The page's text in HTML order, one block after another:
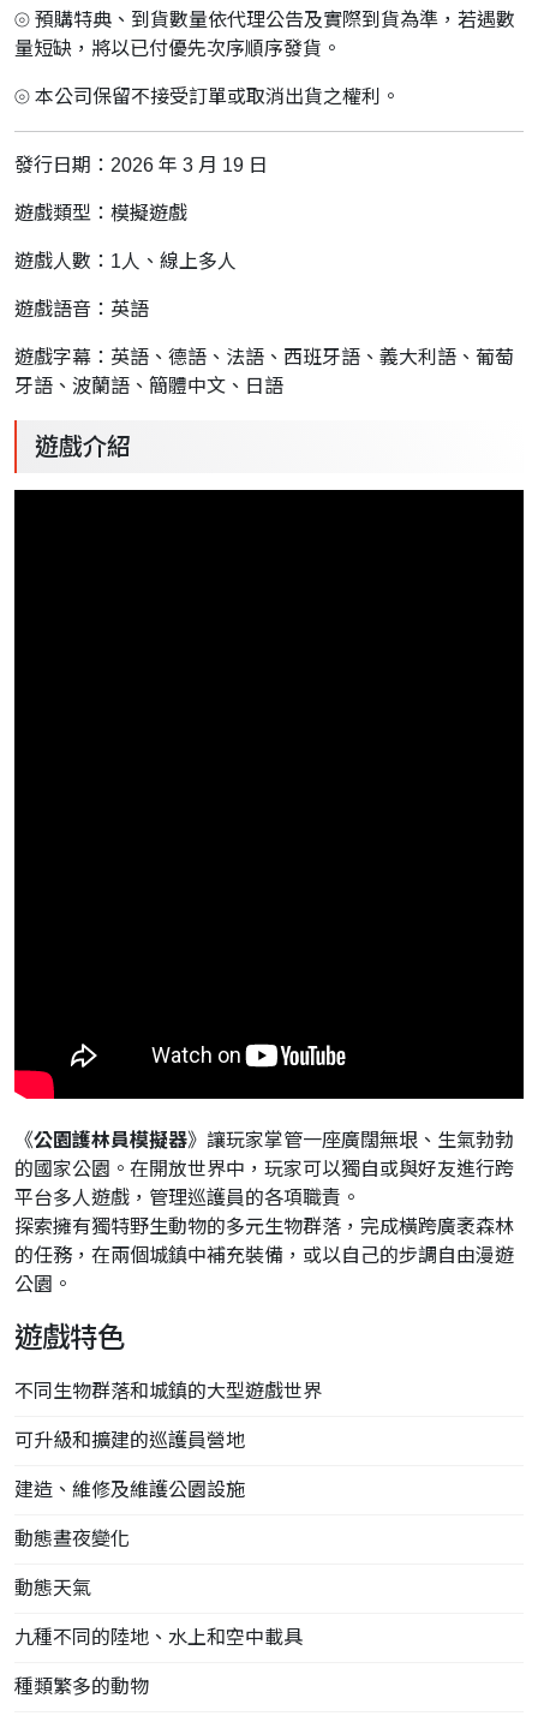
⦾ 預購特典、到貨數量依代理公告及實際到貨為準，若遇數
量短缺，將以已付優先次序順序發貨。
⦾ 本公司保留不接受訂單或取消出貨之權利。
發行日期：2026 年 3 月 19 日
遊戲類型： 模擬遊戲
遊戲人數：1人、線上多人
遊戲語音： 英語
遊戲字幕： 英語、德語、法語、西班牙語、義大利語、葡萄
牙語、波蘭語、簡體中文、日語
遊戲介紹
《公園護林員模擬器》讓玩家掌管一座廣闊無垠、生氣勃勃
的國家公園。在開放世界中，玩家可以獨自或與好友進行跨
平台多人遊戲，管理巡護員的各項職責。
探索擁有獨特野生動物的多元生物群落，完成橫跨廣袤森林
的任務，在兩個城鎮中補充裝備，或以自己的步調自由漫遊
公園。
遊戲特色
不同生物群落和城鎮的大型遊戲世界
可升級和擴建的巡護員營地
建造、維修及維護公園設施
動態晝夜變化
動態天氣
九種不同的陸地、水上和空中載具
種類繁多的動物